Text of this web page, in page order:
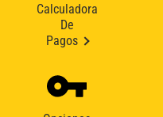
Calculadora
De
Pagos